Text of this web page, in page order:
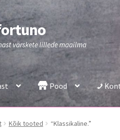
värskete lillede maailma
Pood
Kõik tooted “Klassikaline.”